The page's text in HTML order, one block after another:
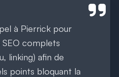
à Pierrick pour
SEO complets
linking) afin de
points bloquant la